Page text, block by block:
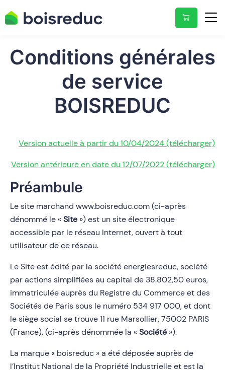
Conditions générales
de service
BOISREDUC
Version actuelle à partir du 10/04/2024 (télécharger)
Version antérieure en date du 12/07/2022 (télécharger)
Préambule
Le site marchand www.boisreduc.com (ci-après
dénommé le «Site ») est un site électronique
accessible par le réseau Internet, ouvert à tout
utilisateur de ce réseau.
Le Site est édité par la société energiesreduc, société
par actions simplifiées au capital de 38.802,50 euros,
immatriculée auprès du Registre du Commerce et des
Sociétés de Paris sous le numéro 534 917 000, et dont
le siège social se trouve 11 rue Marsollier, 75002 PARIS
(France), (ci-après dénommée la «Société »).
La marque « boisreduc » a été déposée auprès de
l’Institut National de la Propriété Industrielle et est la